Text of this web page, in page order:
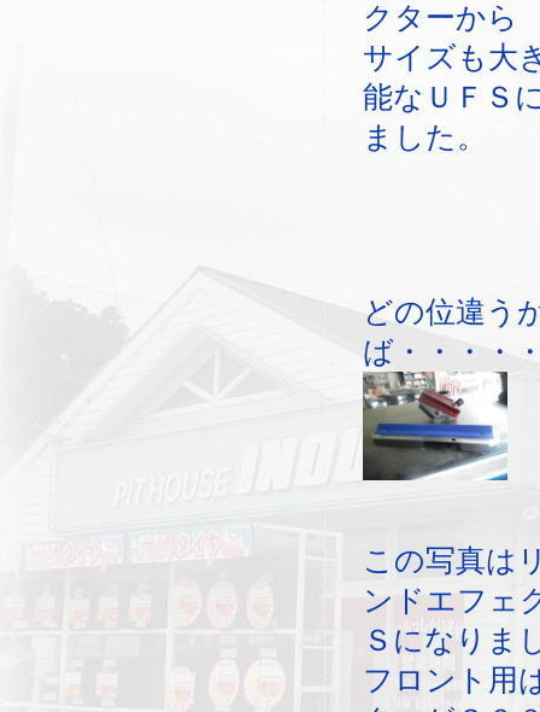
クターから
サイズも大
能なＵＦＳ
ました。
どの位違う
ば・・・・
この写真は
ンドエフェ
Ｓになりま
フロント用